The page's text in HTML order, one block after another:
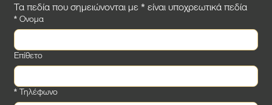
Τα πεδία που σημειώνονται με * είναι υποχρεωτικά πεδία
* Ονομα
Επίθετο
* Τηλέφωνο